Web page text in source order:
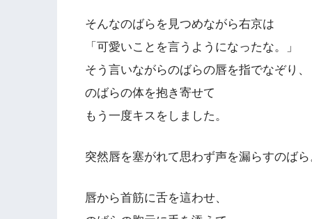
そんなのばらを見つめながら右京は
「可愛いことを言うようになったな。」
そう言いながらのばらの唇を指でなぞり、
のばらの体を抱き寄せて
もう一度キスをしました。
突然唇を塞がれて思わず声を漏らすのば
唇から首筋に舌を這わせ、